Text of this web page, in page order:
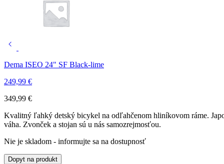
Dema ISEO 24" SF Black-lime
249,99 €
349,99 €
Kvalitný ľahký detský bicykel na odľahčenom hliníkovom ráme.
váha. Zvonček a stojan sú u nás samozrejmosťou.
Nie je skladom - informujte sa na dostupnosť
Dopyt na produkt